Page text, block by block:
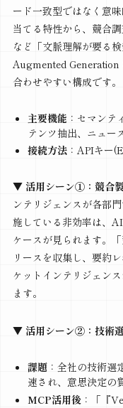
ード一致型ではなく意
当てる特性から、競合
など「文脈理解が要る
Augmented Generation
合わせやすい構成です。
主要機能 ：セマン
テンツ抽出、ニュー
接続方法：APIキー
▼ 活用シーン①：競合
ンテリジェンスが各部
施している非効率は、
ケースが見られます。
リースを収集し、要約
ケットインテリジェン
ます。
▼ 活用シーン②：技術
課題：全社の技術選
速され、意思決定の
MCP活用後 ：「『